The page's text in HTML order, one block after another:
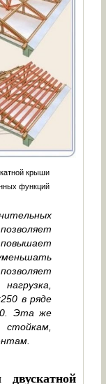
крыши
функций
повышает
в ряде
Эта же